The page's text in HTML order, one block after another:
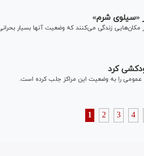
«سیلوی شرم»
مکان‌هایی زندگی می‌کنند که وضعیت آنها بسیار
عمومی را به وضعیت این مراکز جلب کرده است.
1 2 3 4